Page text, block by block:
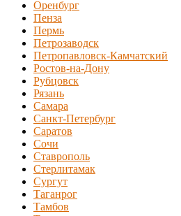
Оренбург
Пенза
Пермь
Петрозаводск
Петропавловск-Камчатский
Ростов-на-Дону
Рубцовск
Рязань
Самара
Санкт-Петербург
Саратов
Сочи
Ставрополь
Стерлитамак
Сургут
Таганрог
Тамбов